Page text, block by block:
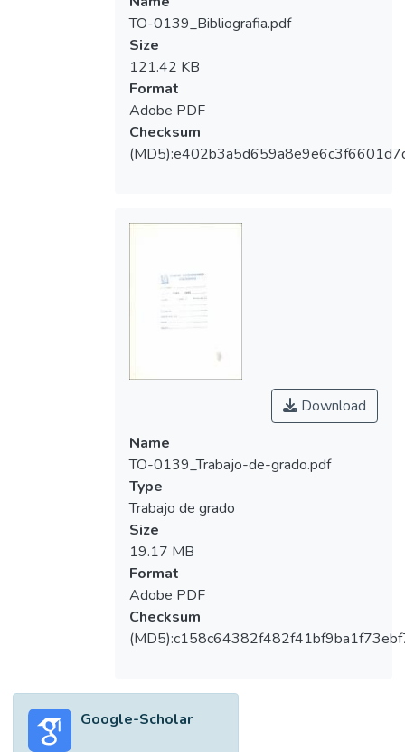
TO-0139_Bibliografia.pdf
Size
121.42 KB
Format
Adobe PDF
Checksum
Download
Name
TO-0139_Trabajo-de-grado.pdf
Type
Trabajo de grado
Size
19.17 MB
Format
Adobe PDF
Checksum
Google-Scholar